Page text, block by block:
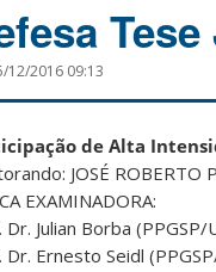
12/2016 09:13
de Alta
JOSÉ ROBERTO
EXAMINADORA:
Dr. Julian Borba
Dr. Ernesto Seidl